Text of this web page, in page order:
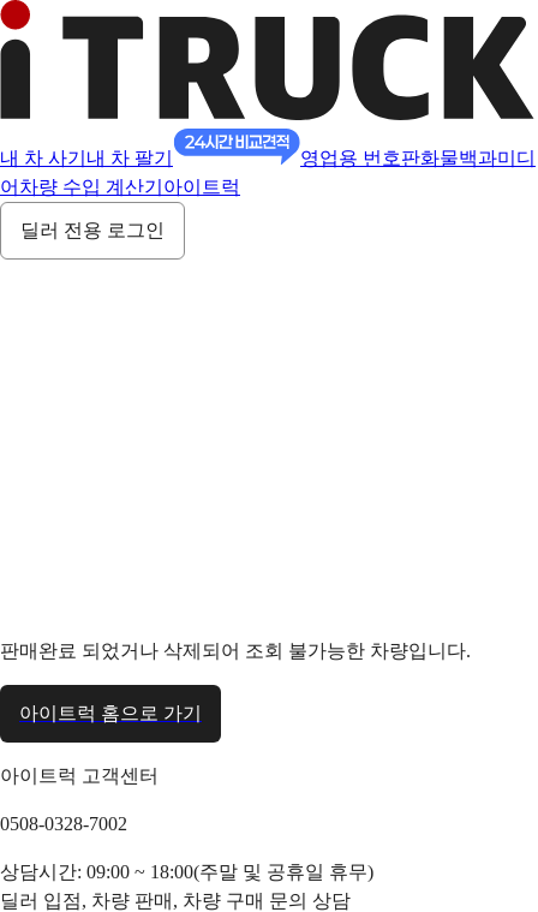
내 차 사기 내 차 팔기 영업용 번호판화물백과미디
어 차량 수입 계산기 아이트럭
딜러 전용 로그인
판매완료 되었거나 삭제되어 조회 불가능한 차량입니다.
아이트럭 홈으로 가기
아이트럭 고객센터
0508-0328-7002
상담시간: 09:00 ~ 18:00(주말 및 공휴일 휴무)
딜러 입점, 차량 판매, 차량 구매 문의 상담